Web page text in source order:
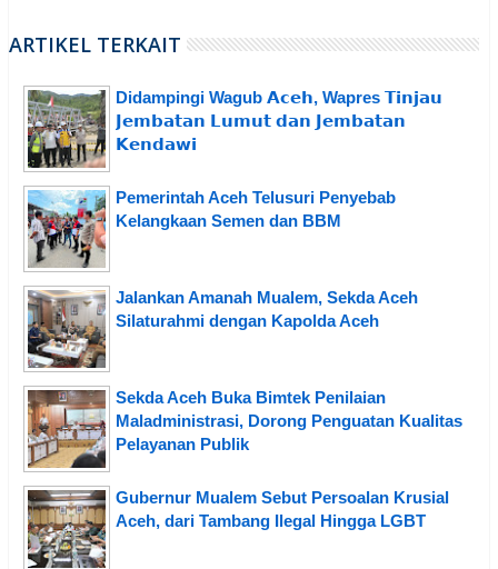
ARTIKEL TERKAIT
Didampingi Wagub 𝗔𝗰𝗲𝗵, Wapres 𝗧𝗶𝗻𝗷𝗮𝘂
𝗝𝗲𝗺𝗯𝗮𝘁𝗮𝗻 𝗟𝘂𝗺𝘂𝘁 𝗱𝗮𝗻 𝗝𝗲𝗺𝗯𝗮𝘁𝗮𝗻
𝗞𝗲𝗻𝗱𝗮𝘄𝗶
Pemerintah Aceh Telusuri Penyebab
Kelangkaan Semen dan BBM
Jalankan Amanah Mualem, Sekda Aceh
Silaturahmi dengan Kapolda Aceh
Sekda Aceh Buka Bimtek Penilaian
Maladministrasi, Dorong Penguatan Kualitas
Pelayanan Publik
Gubernur Mualem Sebut Persoalan Krusial
Aceh, dari Tambang Ilegal Hingga LGBT